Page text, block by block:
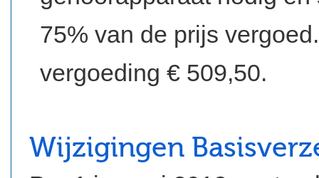
75% van de prijs
vergoeding € 509,50.
Wijzigingen